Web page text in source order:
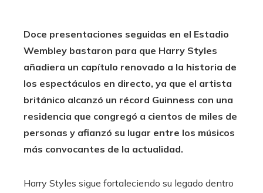
Doce presentaciones seguidas en el Estadio
Wembley bastaron para que Harry Styles
añadiera un capítulo renovado a la historia de
los espectáculos en directo, ya que el artista
británico alcanzó un récord Guinness con una
residencia que congregó a cientos de miles de
personas y afianzó su lugar entre los músicos
más convocantes de la actualidad.
Harry Styles sigue fortaleciendo su legado dentro